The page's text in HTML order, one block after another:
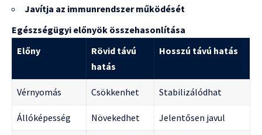
Javítja az immunrendszer működését
Egészségügyi előnyök összehasonlítása
Előny
Rövid távú
hatás
Hosszú távú hatás
Vérnyomás Csökkenhet Stabilizálódhat
Állóképesség Növekedhet Jelentősen javul